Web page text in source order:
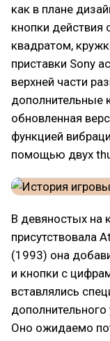
как в плане
кнопки действия
квадратом,
приставки Sony
верхней части
дополнительные
обновленная
функцией
помощью двух
В девяностых на
присутствовала
(1993) она
и кнопки с
вставлялись
дополнительного
Оно ожидаемо